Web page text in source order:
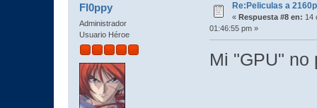
Fl0ppy
Administrador
Usuario Héroe
Re:Peliculas a
« Respuesta #8 en: 14
01:46:55 pm »
Mi "GPU" no